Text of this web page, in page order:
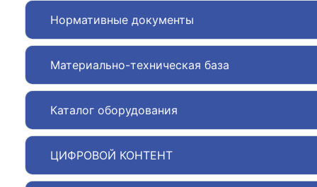
Нормативные документы
Материально-техническая база
Каталог оборудования
ЦИФРОВОЙ КОНТЕНТ